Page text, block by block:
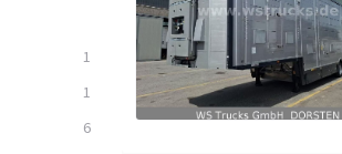
1
1
6